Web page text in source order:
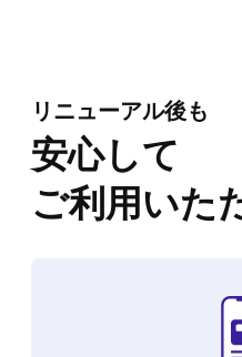
リニューアル後も
安心して
ご利用いた